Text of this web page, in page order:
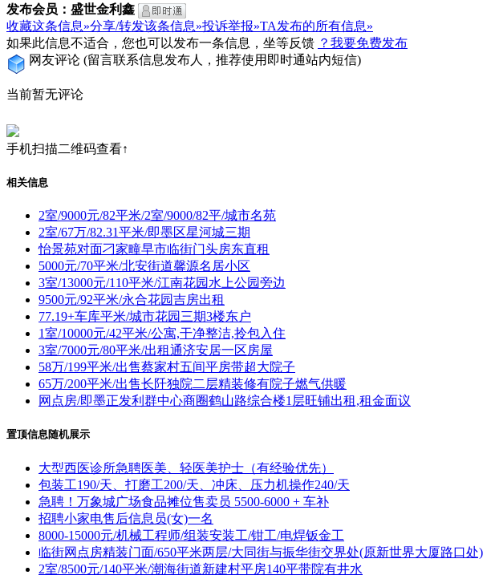
发布会员：盛世金利鑫
收藏这条信息»分享/转发该条信息»投诉举报»TA发布的所有信息»
如果此信息不适合，您也可以发布一条信息，坐等反馈 ？我要免费发布
网友评论 (留言联系信息发布人，推荐使用即时通站内短信)
当前暂无评论
手机扫描二维码查看↑
相关信息
2室/9000元/82平米/2室/9000/82平/城市名苑
2室/67万/82.31平米/即墨区星河城三期
怡景苑对面刁家疃早市临街门头房东直租
5000元/70平米/北安街道馨源名居小区
3室/13000元/110平米/江南花园水上公园旁边
9500元/92平米/永合花园吉房出租
77.19+车库平米/城市花园三期3楼东户
1室/10000元/42平米/公寓,干净整洁,拎包入住
3室/7000元/80平米/出租通济安居一区房屋
58万/199平米/出售蔡家村五间平房带超大院子
65万/200平米/出售长阡独院二层精装修有院子燃气供暖
网点房/即墨正发利群中心商圈鹤山路综合楼1层旺铺出租,租金面议
置顶信息随机展示
大型西医诊所急聘医美、轻医美护士（有经验优先）
包装工190/天、打磨工200/天、冲床、压力机操作240/天
急聘！万象城广场食品摊位售卖员 5500-6000 + 车补
招聘小家电售后信息员(女)一名
8000-15000元/机械工程师/组装安装工/钳工/电焊钣金工
临街网点房精装门面/650平米两层/大同街与振华街交界处(原新世界大厦路口处)
2室/8500元/140平米/潮海街道新建村平房140平带院有井水